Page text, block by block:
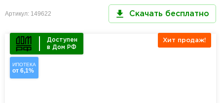
Артикул: 149622 Скачать бесплатно
Доступен
в Дом РФ
ИПОТЕКА
от 6,1%
Хит продаж!